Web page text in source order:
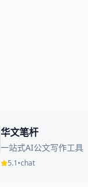
华文笔杆
一站式AI公文写作工具
5.1•chat